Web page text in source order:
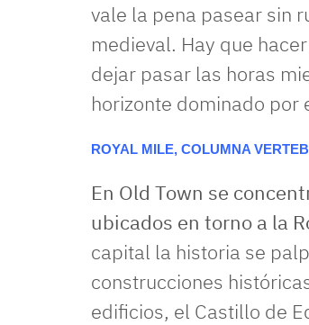
vale la pena pasear sin
medieval. Hay que
dejar pasar las horas
horizonte dominado por
ROYAL MILE, COLUMNA
En Old Town se
ubicados en torno a la
capital la historia se
construcciones
edificios, el Castillo de